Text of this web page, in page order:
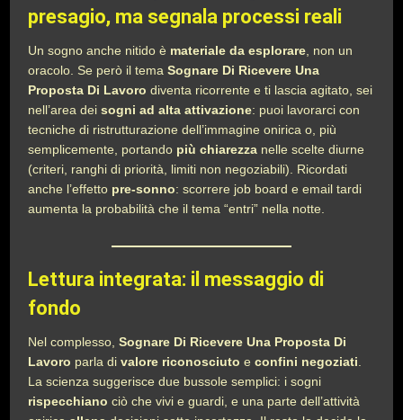
presagio, ma segnala processi reali
Un sogno anche nitido è materiale da esplorare , non un
oracolo. Se però il temaSognare Di Ricevere Una
Proposta Di Lavoro diventa ricorrente e ti lascia agitato, sei
nell’area deisogni ad alta attivazione: puoi lavorarci con
tecniche di ristrutturazione dell’immagine onirica o, più
semplicemente, portando più chiarezza nelle scelte diurne
(criteri, ranghi di priorità, limiti non negoziabili). Ricordati
anche l’effetto pre-sonno: scorrere job board e email tardi
aumenta la probabilità che il tema “entri” nella notte.
Lettura integrata: il messaggio di
fondo
Nel complesso,Sognare Di Ricevere Una Proposta Di
Lavoro parla divalore riconosciuto econfini negoziati
La scienza suggerisce due bussole semplici: i sogni
rispecchiano ciò che vivi e guardi, e una parte dell’attività